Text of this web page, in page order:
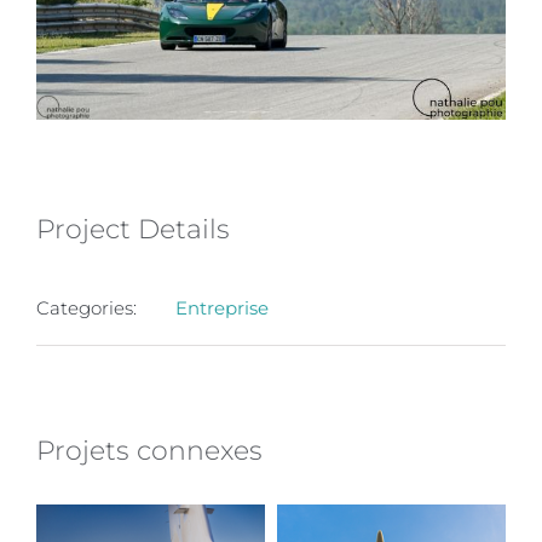
Project Details
Categories: Entreprise
Projets connexes